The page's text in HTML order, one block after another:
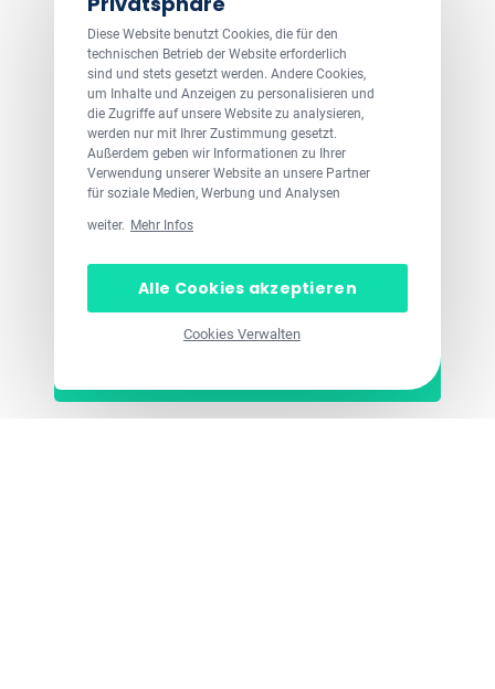
Diese Website benutzt Cookies, die für den
technischen Betrieb der Website erforderlich
sind und stets gesetzt werden. Andere Cookies,
um Inhalte und Anzeigen zu personalisieren und
die Zugriffe auf unsere Website zu analysieren,
werden nur mit Ihrer Zustimmung gesetzt.
Außerdem geben wir Informationen zu Ihrer
Verwendung unserer Website an unsere Partner
für soziale Medien, Werbung und Analysen
weiter. Mehr Infos
Alle Cookies akzeptieren
Cookies Verwalten